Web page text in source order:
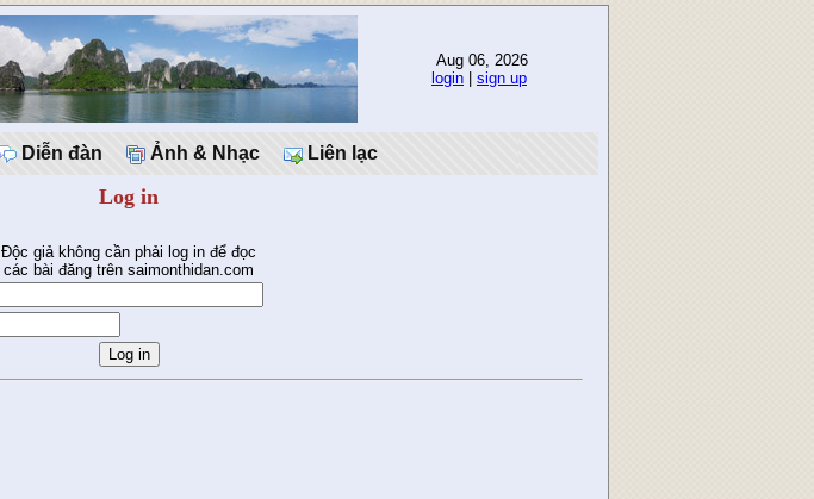
Aug 06, 2026
login
sign up
Diễn đàn Ảnh & Nhạc Liên lạc
Log in
Độc giả không cần phải log in để đọc
các bài đăng trên saimonthidan.com